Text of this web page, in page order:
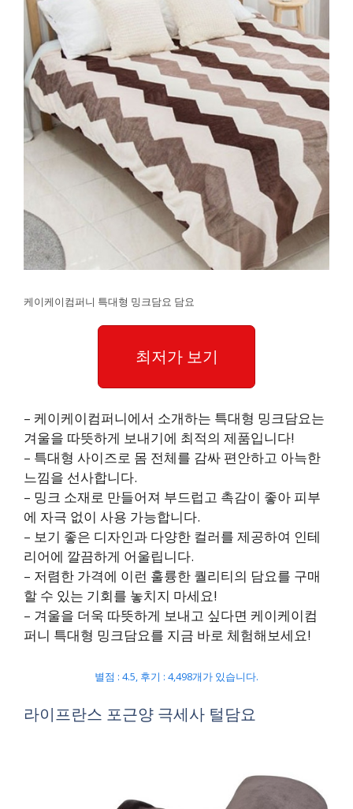
케이케이컴퍼니 특대형 밍크담요 담요
최저가 보기
– 케이케이컴퍼니에서 소개하는 특대형 밍크담요는
겨울을 따뜻하게 보내기에 최적의 제품입니다!
– 특대형 사이즈로 몸 전체를 감싸 편안하고 아늑한
느낌을 선사합니다.
– 밍크 소재로 만들어져 부드럽고 촉감이 좋아 피부
에 자극 없이 사용 가능합니다.
– 보기 좋은 디자인과 다양한 컬러를 제공하여 인테
리어에 깔끔하게 어울립니다.
– 저렴한 가격에 이런 훌륭한 퀄리티의 담요를 구매
할 수 있는 기회를 놓치지 마세요!
– 겨울을 더욱 따뜻하게 보내고 싶다면 케이케이컴
퍼니 특대형 밍크담요를 지금 바로 체험해보세요!
별점 : 4.5, 후기 : 4,498개가 있습니다.
라이프란스 포근양 극세사 털담요